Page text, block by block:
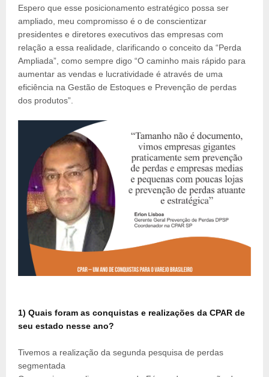
Espero que esse posicionamento estratégico possa ser
ampliado, meu compromisso é o de conscientizar
presidentes e diretores executivos das empresas com
relação a essa realidade, clarificando o conceito da “Perda
Ampliada”, como sempre digo “O caminho mais rápido para
aumentar as vendas e lucratividade é através de uma
eficiência na Gestão de Estoques e Prevenção de perdas
dos produtos”.
1) Quais foram as conquistas e realizações da CPAR de
seu estado nesse ano?
Tivemos a realização da segunda pesquisa de perdas
segmentada